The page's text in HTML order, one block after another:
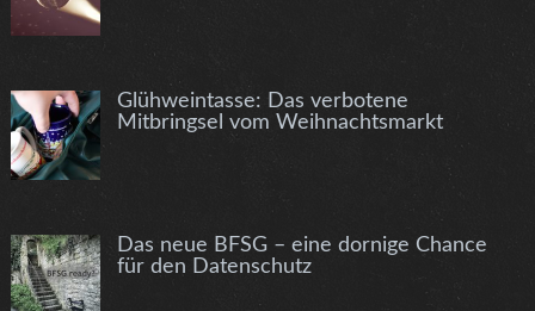
Glühweintasse: Das verbotene
Mitbringsel vom Weihnachtsmarkt
Das neue BFSG – eine dornige Chance
für den Datenschutz